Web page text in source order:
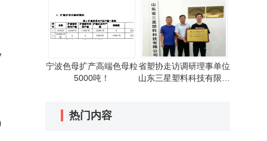
宁波色母扩产高端色母粒
5000吨！
省塑协走访调研理事单位
山东三星塑料科技有限公
热门内容